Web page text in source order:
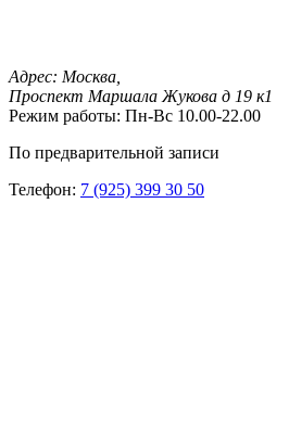
Адрес: Москва,
Проспект Маршала Жукова д 19 к1
Режим работы: Пн-Вс 10.00-22.00
По предварительной записи
Телефон: 7 (925) 399 30 50